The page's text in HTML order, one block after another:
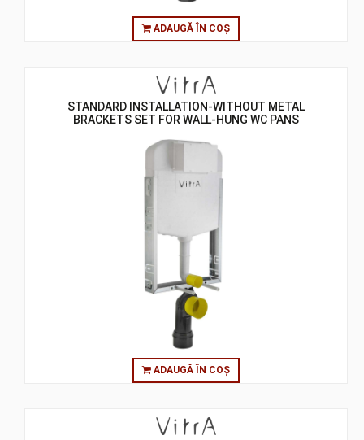
ADAUGĂ ÎN COȘ
STANDARD INSTALLATION-WITHOUT METAL
BRACKETS SET FOR WALL-HUNG WC PANS
ADAUGĂ ÎN COȘ